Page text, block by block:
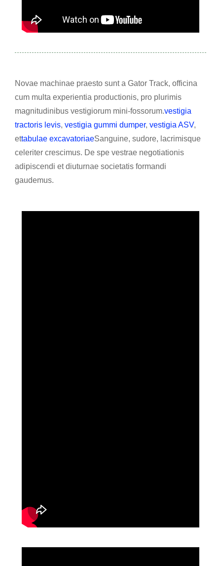
Novae machinae praesto sunt a Gator Track, officina
cum multa experientia productionis, pro plurimis
magnitudinibus vestigiorum mini-fossorum.vestigia
tractoris levis, vestigia gummi dumper, vestigia ASV,
ettabulae excavatoriaeSanguine, sudore, lacrimisque
celeriter crescimus. De spe vestrae negotiationis
adipiscendi et diuturnae societatis formandi
gaudemus.